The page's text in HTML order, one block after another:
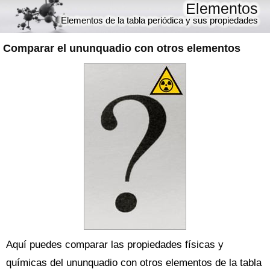
Comparar el ununquadio con otros elementos
Elementos
Elementos de la tabla periódica y sus propiedades
Aquí puedes comparar las propiedades físicas y
químicas del ununquadio con otros elementos de la tabla